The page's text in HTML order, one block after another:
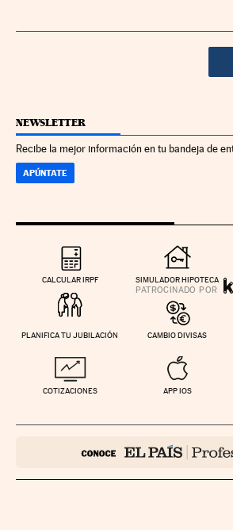
NEWSLETTER
Recibe la mejor información en tu bandeja de
APÚNTATE
CALCULAR IRPF SIMULADOR HIPOTECA
PLANIFICA TU JUBILACIÓN CAMBIO DIVISAS
COTIZACIONES APP IOS